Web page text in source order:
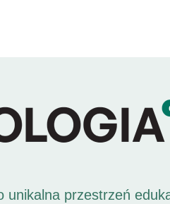
unikalna przestrzeń